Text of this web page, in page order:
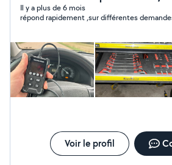
équilibreurs repoussés piston diag voiture etc. Niveau
bricolage je touche à tous ( déjà
Il y a plus de 6 mois
répond rapidement ,sur différentes
Voir le profil